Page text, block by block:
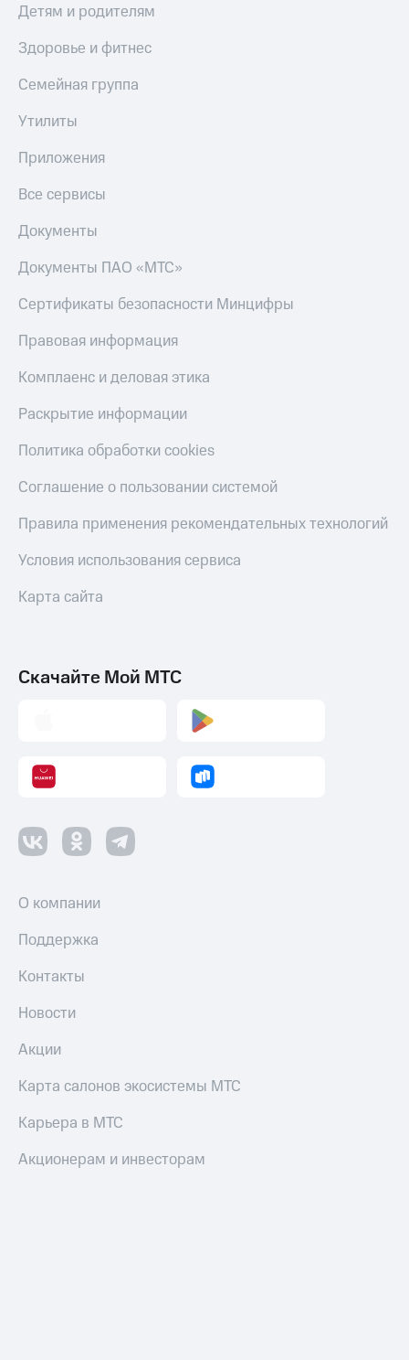
Детям и родителям
Здоровье и фитнес
Семейная группа
Утилиты
Приложения
Все сервисы
Документы
Документы ПАО «МТС»
Сертификаты безопасности Минцифры
Правовая информация
Комплаенс и деловая этика
Раскрытие информации
Политика обработки cookies
Соглашение о пользовании системой
Правила применения рекомендательных технологий
Условия использования сервиса
Карта сайта
Скачайте Мой МТС
О компании
Поддержка
Контакты
Новости
Акции
Карта салонов экосистемы МТС
Карьера в МТС
Акционерам и инвесторам